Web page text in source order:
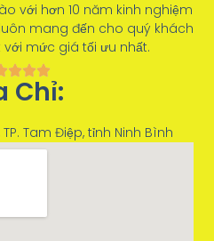
với hơn 10 năm kinh nghiệm
mang đến cho quý khách
mức giá tối ưu nhất.
Chỉ:
TP. Tam Điệp, tỉnh Ninh Bình